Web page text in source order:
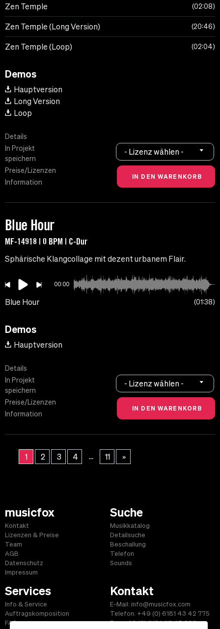
Zen Temple 02:08
Zen Temple (Long Version) 20:46
Zen Temple (Loop) 02:04
Demos
Hauptversion
Long Version
Loop
Details
In Projekt
speichern
Preise/Lizenzen
Information
- Lizenz wählen -
Blue Hour
MF-14918 | 0 BPM | C-Dur
Sphärische Klangcollage mit dezent urbanem Flair.
00:00
Blue Hour 01:38
Demos
Hauptversion
Details
In Projekt
speichern
Preise/Lizenzen
Information
- Lizenz wählen -
1 2 3 4 ... 11 »
musicfox
Kontakt
Lizenzen & Preise
Team
AGB
Datenschutz
Impressum
Suche
Musikkatalog
Detailsuche
Beschallung
Telefon
Sounds
Services
Info & Service
Auftragskomposition
FAQ
Kontakt
E-Mail: info@musicfox.com
Telefon: +49 (0) 6181 43 42 775
Fax: +49 (0) 6181 43 45 609